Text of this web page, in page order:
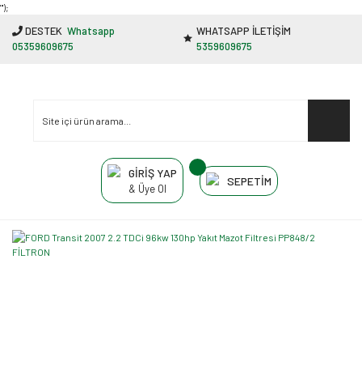
"');
DESTEK Whatsapp
05359609675
WHATSAPP İLETİŞİM
5359609675
GİRİŞ YAP
& Üye Ol
SEPETİM